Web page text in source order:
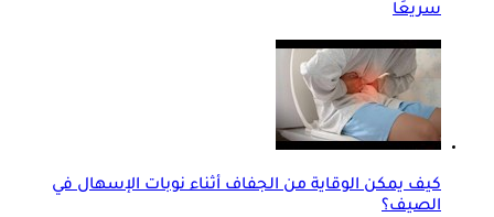
سريعَا
كيف يمكن الوقاية من الجفاف أثناء نوبات الإسهال في
الصيف؟